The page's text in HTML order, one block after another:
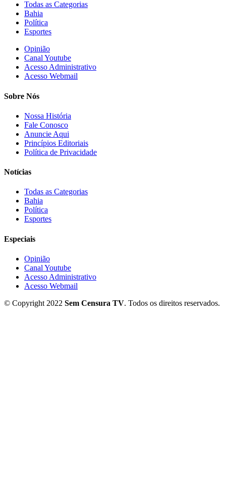
Todas as Categorias
Bahia
Política
Esportes
Opinião
Canal Youtube
Acesso Administrativo
Acesso Webmail
Sobre Nós
Nossa História
Fale Conosco
Anuncie Aqui
Princípios Editoriais
Política de Privacidade
Notícias
Todas as Categorias
Bahia
Política
Esportes
Especiais
Opinião
Canal Youtube
Acesso Administrativo
Acesso Webmail
© Copyright 2022 Sem Censura TV. Todos os direitos reservados.